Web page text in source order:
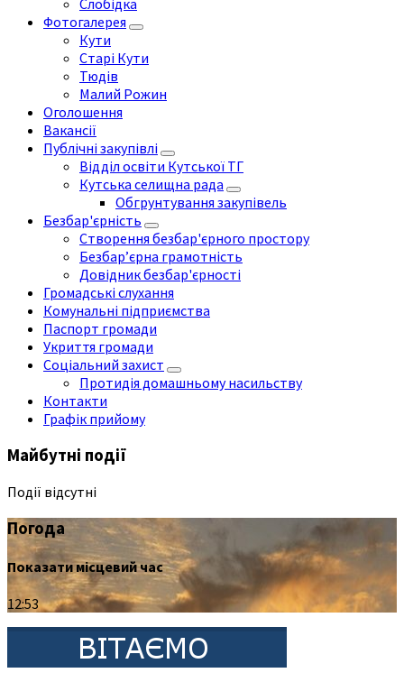
Слобідка
Фотогалерея
Кути
Старі Кути
Тюдів
Малий Рожин
Оголошення
Вакансії
Публічні закупівлі
Відділ освіти Кутської ТГ
Кутська селищна рада
Обгрунтування закупівель
Безбар'єрність
Створення безбар'єрного простору
Безбар’єрна грамотність
Довідник безбар'єрності
Громадські слухання
Комунальні підприємства
Паспорт громади
Укриття громади
Соціальний захист
Протидія домашньому насильству
Контакти
Графік прийому
Майбутні події
Події відсутні
Погода
Показати місцевий час
12:53